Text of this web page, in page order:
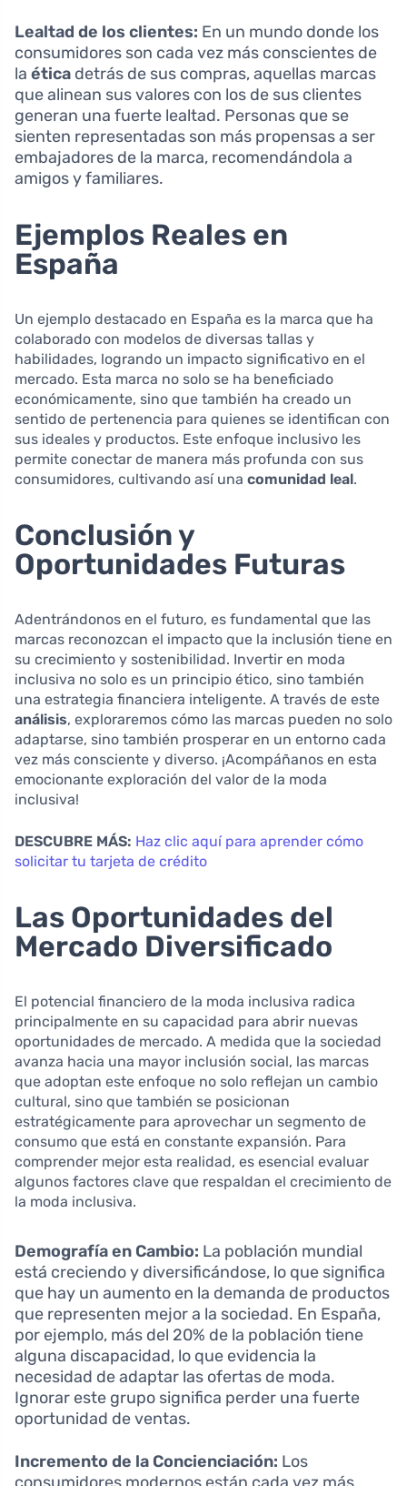
Lealtad de los clientes: En un mundo donde los
consumidores son cada vez más conscientes de
la ética detrás de sus compras, aquellas marcas
que alinean sus valores con los de sus clientes
generan una fuerte lealtad. Personas que se
sienten representadas son más propensas a ser
embajadores de la marca, recomendándola a
amigos y familiares.
Ejemplos Reales en
España
Un ejemplo destacado en España es la marca que ha
colaborado con modelos de diversas tallas y
habilidades, logrando un impacto significativo en el
mercado. Esta marca no solo se ha beneficiado
económicamente, sino que también ha creado un
sentido de pertenencia para quienes se identifican con
sus ideales y productos. Este enfoque inclusivo les
permite conectar de manera más profunda con sus
consumidores, cultivando así una comunidad leal.
Conclusión y
Oportunidades Futuras
Adentrándonos en el futuro, es fundamental que las
marcas reconozcan el impacto que la inclusión tiene en
su crecimiento y sostenibilidad. Invertir en moda
inclusiva no solo es un principio ético, sino también
una estrategia financiera inteligente. A través de este
análisis, exploraremos cómo las marcas pueden no solo
adaptarse, sino también prosperar en un entorno cada
vez más consciente y diverso. ¡Acompáñanos en esta
emocionante exploración del valor de la moda
inclusiva!
DESCUBRE MÁS: Haz clic aquí para aprender cómo
solicitar tu tarjeta de crédito
Las Oportunidades del
Mercado Diversificado
El potencial financiero de la moda inclusiva radica
principalmente en su capacidad para abrir nuevas
oportunidades de mercado. A medida que la sociedad
avanza hacia una mayor inclusión social, las marcas
que adoptan este enfoque no solo reflejan un cambio
cultural, sino que también se posicionan
estratégicamente para aprovechar un segmento de
consumo que está en constante expansión. Para
comprender mejor esta realidad, es esencial evaluar
algunos factores clave que respaldan el crecimiento de
la moda inclusiva.
Demografía en Cambio: La población mundial
está creciendo y diversificándose, lo que significa
que hay un aumento en la demanda de productos
que representen mejor a la sociedad. En España,
por ejemplo, más del 20% de la población tiene
alguna discapacidad, lo que evidencia la
necesidad de adaptar las ofertas de moda.
Ignorar este grupo significa perder una fuerte
oportunidad de ventas.
Incremento de la Concienciación: Los